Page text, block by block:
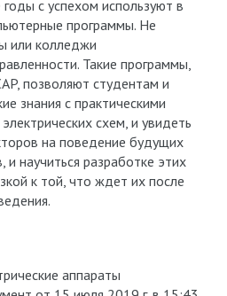
с успехом используют в
программы. Не
или колледжи
Такие программы,
позволяют студентам и
знания с практическими
схем, и увидеть
на поведение будущих
и научиться разработке этих
к той, что ждет их после
аппараты